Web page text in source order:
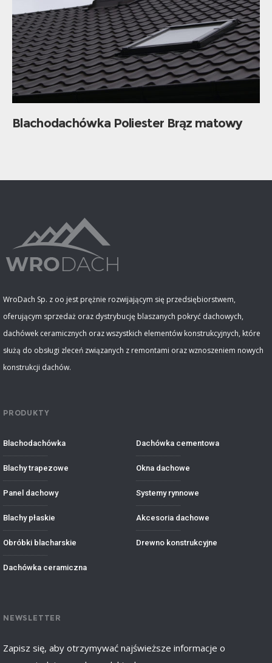
Blachodachówka Poliester Brąz matowy
WroDach Sp. z oo jest prężnie rozwijającym się przedsiębiorstwem,
oferującym sprzedaż oraz dystrybucję blaszanych pokryć dachowych,
dachówek ceramicznych oraz wszystkich elementów konstrukcyjnych, które
służą do obsługi zleceń związanych z remontami oraz wznoszeniem nowych
konstrukcji dachów.
PRODUKTY
Blachodachówka
Blachy trapezowe
Panel dachowy
Blachy płaskie
Obróbki blacharskie
Dachówka ceramiczna
Dachówka cementowa
Okna dachowe
Systemy rynnowe
Akcesoria dachowe
Drewno konstrukcyjne
NEWSLETTER
Zapisz się, aby otrzymywać najświeższe informacje o